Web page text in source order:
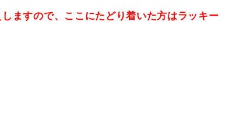
ますので、ここにたどり着いた方はラッキー